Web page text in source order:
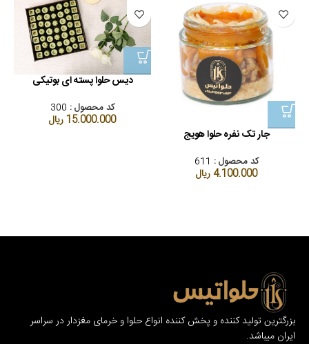
جار تک نفره حلوا هویج
کد محصول : 611
4.100.000ریال
دیس حلوا پسته ای بوتیکی
کد محصول : 300
15.000.000ریال
بزرگترین تولید کننده و پخش کننده انواع حلوا و خرمای مغزدار در سراسر
ایران میباشد.